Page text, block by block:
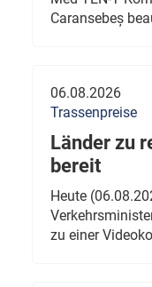
Caransebeș
06.08.2026
Trassenpreise
Länder zu
bereit
Heute
zu einer